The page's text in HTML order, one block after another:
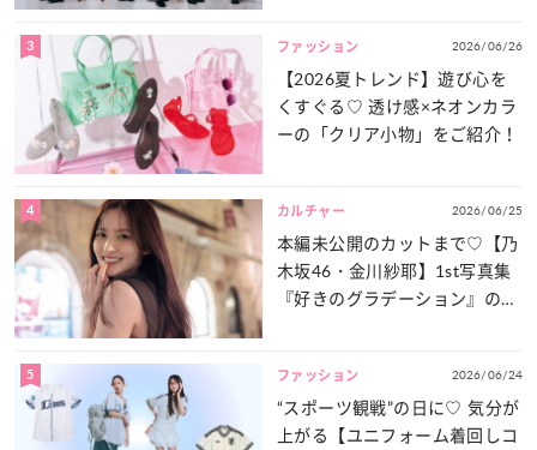
3 ファッション 2026/06/26
【2026夏トレンド】遊び心を
くすぐる♡ 透け感×ネオンカラ
ーの「クリア小物」をご紹介！
4 カルチャー 2026/06/25
本編未公開のカットまで♡【乃
木坂46・金川紗耶】1st写真集
『好きのグラデーション』の魅
5 ファッション 2026/06/24
“スポーツ観戦”の日に♡ 気分が
上がる【ユニフォーム着回しコ